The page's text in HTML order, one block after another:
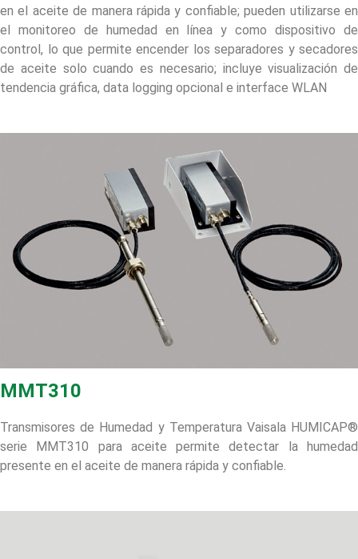
en el aceite de manera rápida y confiable; pueden utilizarse en
el monitoreo de humedad en línea y como dispositivo de
control, lo que permite encender los separadores y secadores
de aceite solo cuando es necesario; incluye visualización de
tendencia gráfica, data logging opcional e interface WLAN
MMT310
Transmisores de Humedad y Temperatura Vaisala HUMICAP®
serie MMT310 para aceite permite detectar la humedad
presente en el aceite de manera rápida y confiable.